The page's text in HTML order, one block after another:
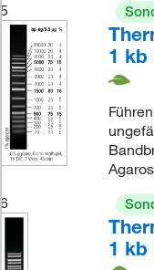
5
1 kb
6
1 kb